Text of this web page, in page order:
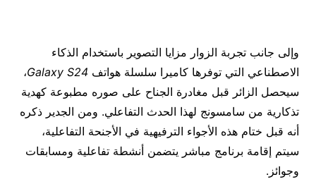
وإلى جانب تجربة الزوار مزايا التصوير باستخدام الذكاء
الاصطناعي التي توفرها كاميرا سلسلة هواتف Galaxy S24،
سيحصل الزائر قبل مغادرة الجناح على صوره مطبوعة كهدية
تذكارية من سامسونج لهذا الحدث التفاعلي. ومن الجدير ذكره
أنه قبل ختام هذه الأجواء الترفيهية في الأجنحة التفاعلية،
سيتم إقامة برنامج مباشر يتضمن أنشطة تفاعلية ومسابقات
وجوائز.